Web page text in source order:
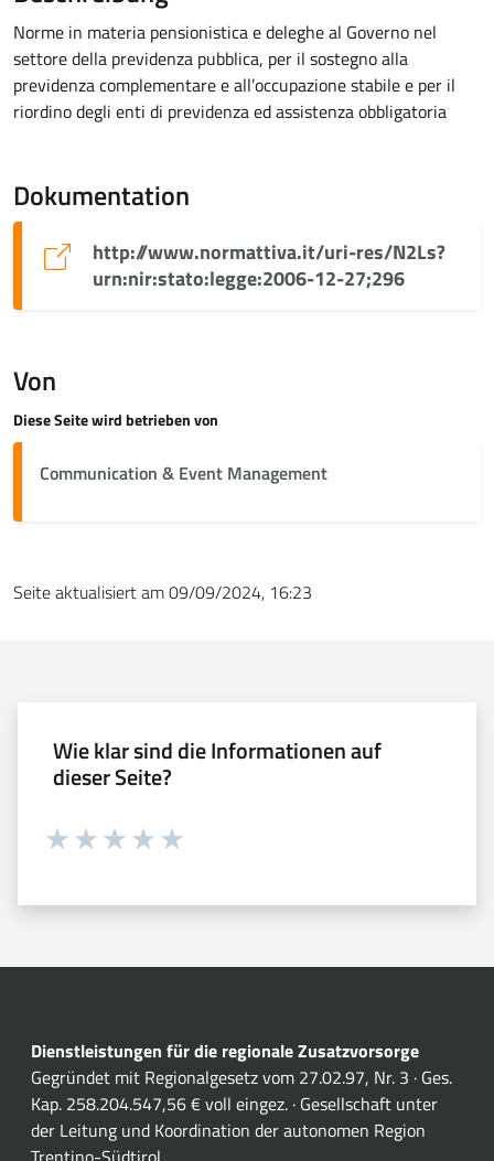
Norme in materia pensionistica e deleghe al Governo nel
settore della previdenza pubblica, per il sostegno alla
previdenza complementare e all’occupazione stabile e per il
riordino degli enti di previdenza ed assistenza obbligatoria
Dokumentation
http://www.normattiva.it/uri-res/N2Ls?
urn:nir:stato:legge:2006-12-27;296
Von
Diese Seite wird betrieben von
Communication & Event Management
Seite aktualisiert am 09/09/2024, 16:23
Wie klar sind die Informationen auf
dieser Seite?
Dienstleistungen für die regionale Zusatzvorsorge
Gegründet mit Regionalgesetz vom 27.02.97, Nr. 3 · Ges.
Kap. 258.204.547,56 € voll eingez. · Gesellschaft unter
der Leitung und Koordination der autonomen Region